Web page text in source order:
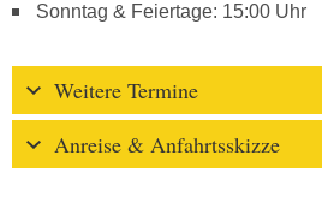
Sonntag & Feiertage: 15:00 Uhr
Weitere Termine
Anreise & Anfahrtsskizze